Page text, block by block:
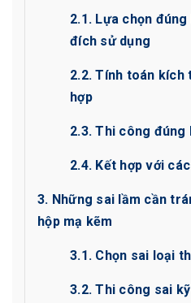
2.1. Lựa chọn
đích sử dụng
2.2. Tính toán kích
hợp
2.3. Thi công đúng
2.4. Kết hợp với
3. Những sai lầm cần
hộp mạ kẽm
3.1. Chọn sai loại
3.2. Thi công sai